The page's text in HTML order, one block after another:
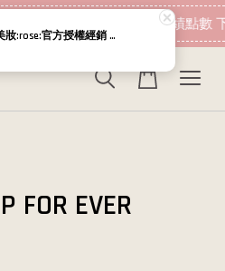
加入會員 消費即可累績點數 下
FOR EVER